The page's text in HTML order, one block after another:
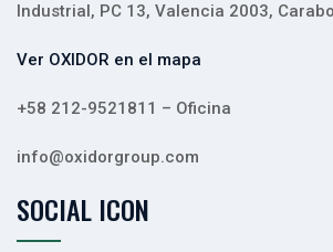
Industrial, PC 13, Valencia 2003,
Ver OXIDOR en el mapa
+58 212-9521811 – Oficina
info@oxidorgroup.com
SOCIAL ICON